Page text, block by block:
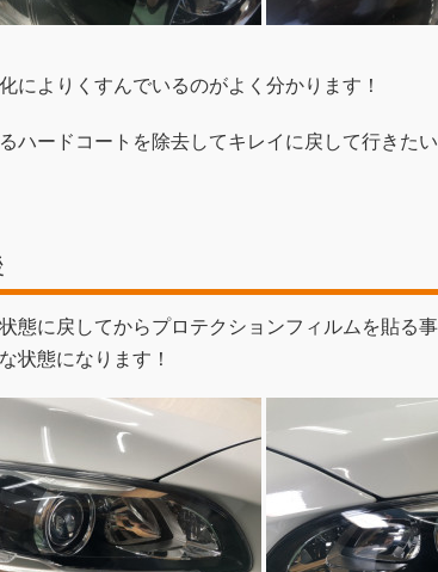
によりくすんでいるのがよく分かります！
ハードコートを除去してキレイに戻して行きた
態に戻してからプロテクションフィルムを貼る
状態になります！